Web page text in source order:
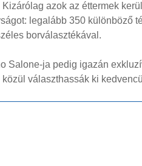
azok az éttermek
legalább 350 különböző
borválasztékával.
Salone-ja pedig igazán
választhassák ki